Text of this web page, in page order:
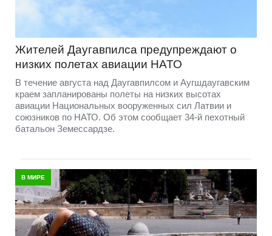
Жителей Даугавпилса предупреждают о
низких полетах авиации НАТО
В течение августа над Даугавпилсом и Аугшдаугавским
краем запланированы полеты на низких высотах
авиации Национальных вооруженных сил Латвии и
союзников по НАТО. Об этом сообщает 34-й пехотный
батальон Земессардзе.
В МИРЕ